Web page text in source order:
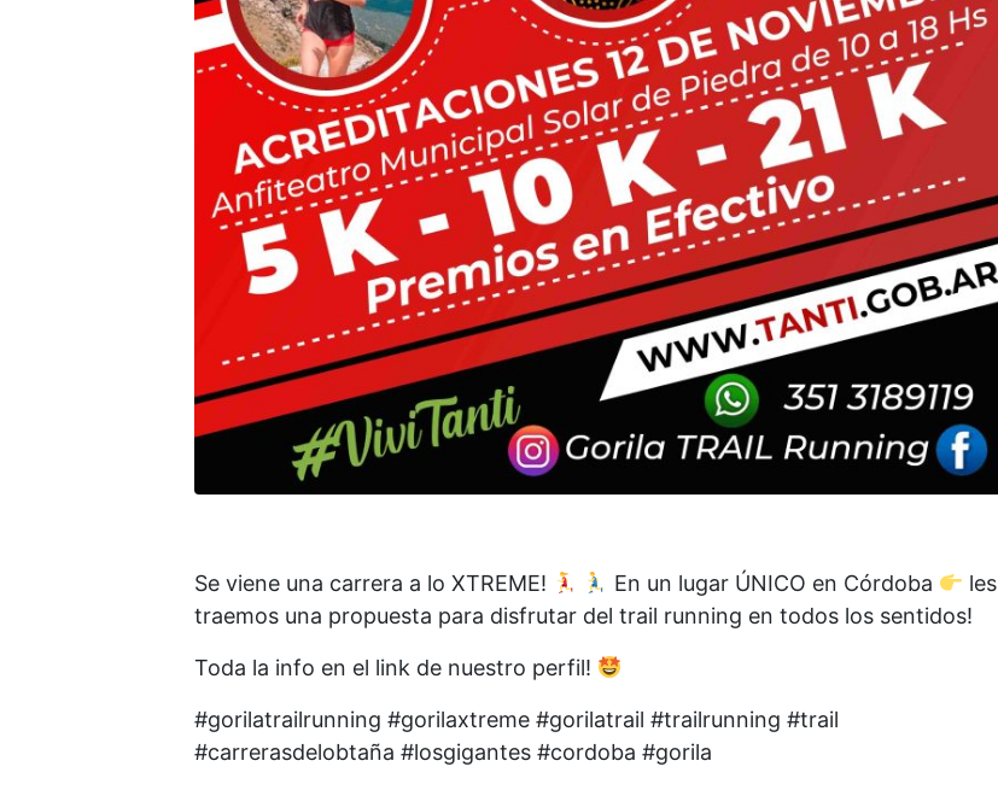
Se viene una carrera a lo XTREME! En un lugar ÚNICO en Córdoba
les
traemos una propuesta para disfrutar del trail running en todos los sentidos!
Toda la info en el link de nuestro perfil!
#gorilatrailrunning #gorilaxtreme #gorilatrail #trailrunning #trail
#carrerasdelobtaña #losgigantes #cordoba #gorila